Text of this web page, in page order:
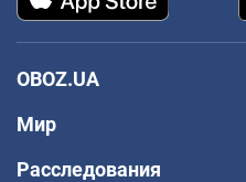
OBOZ.UA
Мир
Расследования